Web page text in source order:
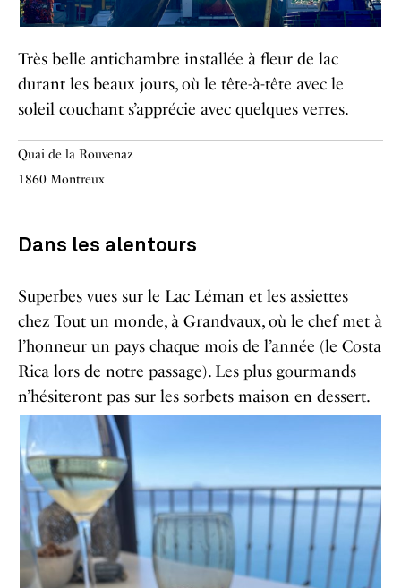
Très belle antichambre installée à fleur de lac
durant les beaux jours, où le tête-à-tête avec le
soleil couchant s’apprécie avec quelques verres.
Quai de la Rouvenaz
1860 Montreux
Dans les alentours
Superbes vues sur le Lac Léman et les assiettes
chez Tout un monde, à Grandvaux, où le chef met à
l’honneur un pays chaque mois de l’année (le Costa
Rica lors de notre passage). Les plus gourmands
n’hésiteront pas sur les sorbets maison en dessert.